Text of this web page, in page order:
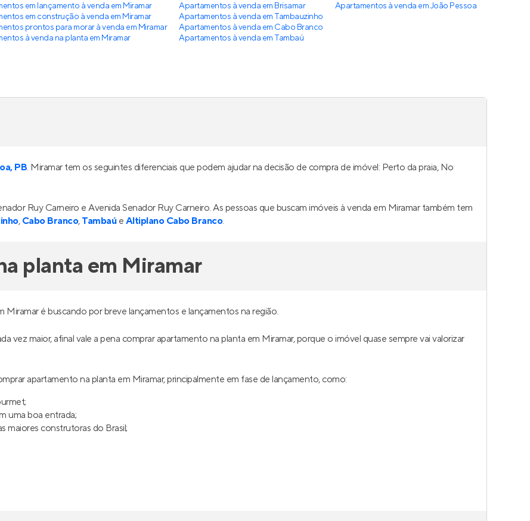
em lançamento à venda em Miramar
em construção à venda em Miramar
prontos para morar à venda em Miramar
à venda na planta em Miramar
Apartamentos à venda em Brisamar
Apartamentos à venda em Tambauzinho
Apartamentos à venda em Cabo Branco
Apartamentos à venda em Tambaú
Apartamentos à venda emJoão Pessoa
PB. Miramar tem os seguintes diferenciais que podem ajudar na decisão de compra de imóvel: Perto da praia, No
Ruy Carneiro e Avenida Senador Ruy Carneiro. As pessoas que buscam imóveis à venda em Miramar também tem
, Cabo Branco, Tambaúe Altiplano Cabo Branco.
planta em Miramar
é buscando por breve lançamentos e lançamentos na região.
vez maior, afinal vale a pena comprar apartamento na planta em Miramar, porque o imóvel quase sempre vai valorizar
apartamento na planta em Miramar, principalmente em fase de lançamento, como:
uma boa entrada;
maiores construtoras do Brasil;